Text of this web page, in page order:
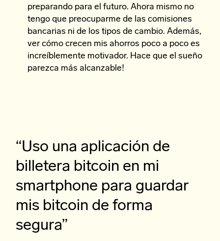
preparando para el futuro. Ahora mismo no
tengo que preocuparme de las comisiones
bancarias ni de los tipos de cambio. Además,
ver cómo crecen mis ahorros poco a poco es
increíblemente motivador. Hace que el sueño
parezca más alcanzable!
“Uso una aplicación de
billetera bitcoin en mi
smartphone para guardar
mis bitcoin de forma
segura”